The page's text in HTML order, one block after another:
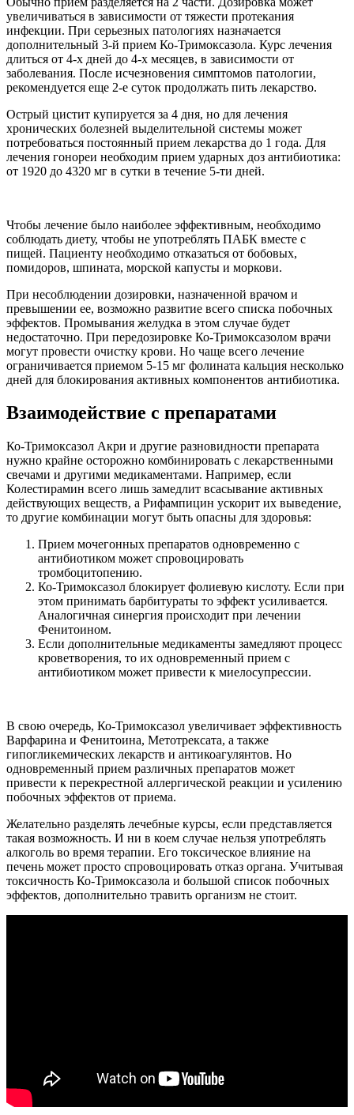
увеличиваться в зависимости от тяжести протекания
инфекции. При серьезных патологиях назначается
дополнительный 3-й прием Ко-Тримоксазола. Курс лечения
длиться от 4-х дней до 4-х месяцев, в зависимости от
заболевания. После исчезновения симптомов патологии,
рекомендуется еще 2-е суток продолжать пить лекарство.
Острый цистит купируется за 4 дня, но для лечения
хронических болезней выделительной системы может
потребоваться постоянный прием лекарства до 1 года. Для
лечения гонореи необходим прием ударных доз антибиотика:
от 1920 до 4320 мг в сутки в течение 5-ти дней.
Чтобы лечение было наиболее эффективным, необходимо
соблюдать диету, чтобы не употреблять ПАБК вместе с
пищей. Пациенту необходимо отказаться от бобовых,
помидоров, шпината, морской капусты и моркови.
При несоблюдении дозировки, назначенной врачом и
превышении ее, возможно развитие всего списка побочных
эффектов. Промывания желудка в этом случае будет
недостаточно. При передозировке Ко-Тримоксазолом врачи
могут провести очистку крови. Но чаще всего лечение
ограничивается приемом 5-15 мг фолината кальция несколько
дней для блокирования активных компонентов антибиотика.
Взаимодействие с препаратами
Ко-Тримоксазол Акри и другие разновидности препарата
нужно крайне осторожно комбинировать с лекарственными
свечами и другими медикаментами. Например, если
Колестирамин всего лишь замедлит всасывание активных
действующих веществ, а Рифампицин ускорит их выведение,
то другие комбинации могут быть опасны для здоровья:
Прием мочегонных препаратов одновременно с
антибиотиком может спровоцировать
тромбоцитопению.
Ко-Тримоксазол блокирует фолиевую кислоту. Если при
этом принимать барбитураты то эффект усиливается.
Аналогичная синергия происходит при лечении
Фенитоином.
Если дополнительные медикаменты замедляют процесс
кроветворения, то их одновременный прием с
антибиотиком может привести к миелосупрессии.
В свою очередь, Ко-Тримоксазол увеличивает эффективность
Варфарина и Фенитоина, Метотрексата, а также
гипогликемических лекарств и антикоагулянтов. Но
одновременный прием различных препаратов может
привести к перекрестной аллергической реакции и усилению
побочных эффектов от приема.
Желательно разделять лечебные курсы, если представляется
такая возможность. И ни в коем случае нельзя употреблять
алкоголь во время терапии. Его токсическое влияние на
печень может просто спровоцировать отказ органа. Учитывая
токсичность Ко-Тримоксазола и большой список побочных
эффектов, дополнительно травить организм не стоит.